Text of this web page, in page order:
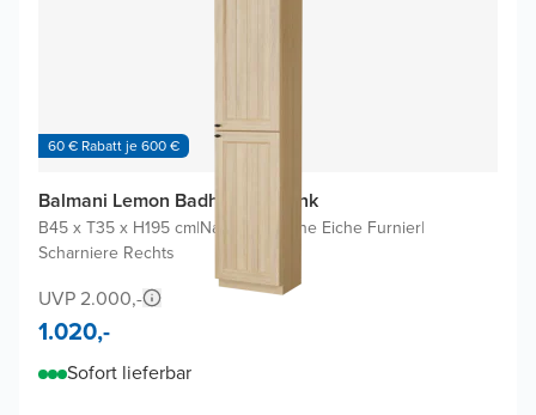
60 € Rabatt je 600 €
Balmani Lemon Badhochschrank
B45 x T35 x H195 cm|Naturbelassene Eiche Furnier|
Scharniere Rechts
UVP 2.000,-
1.020,-
Sofort lieferbar